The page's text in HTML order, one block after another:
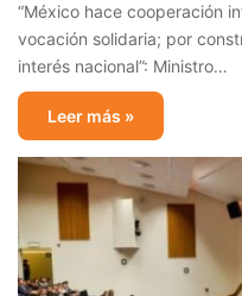
“México hace cooperación
vocación solidaria; por
interés nacional”: Ministro…
Leer más »